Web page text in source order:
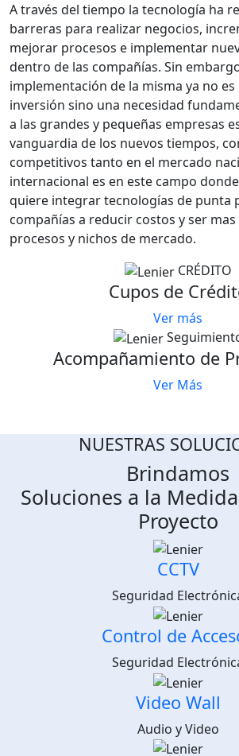
A través del tiempo la tecnología ha
barreras para realizar negocios,
mejorar procesos e implementar
dentro de las compañías. Sin
implementación de la misma ya no
inversión sino una necesidad
a las grandes y pequeñas empresas
vanguardia de los nuevos tiempos,
competitivos tanto en el mercado
internacional es en este campo donde
quiere integrar tecnologías de punta
compañías a reducir costos y ser
procesos y nichos de mercado.
CRÉDITO
Cupos de
Ver más
Acompañamiento de
Ver Más
NUESTRAS
Brindamos
Soluciones a la
Proyecto
CCTV
Seguridad
Control de
Seguridad
Video Wall
Audio y Video